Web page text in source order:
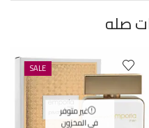
صله
SALE
غير متوفر
في المخزون